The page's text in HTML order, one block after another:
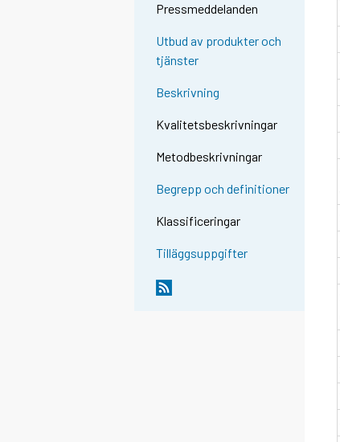
Pressmeddelanden
Utbud av produkter och
tjänster
Beskrivning
Kvalitetsbeskrivningar
Metodbeskrivningar
Begrepp och definitioner
Klassificeringar
Tilläggsuppgifter